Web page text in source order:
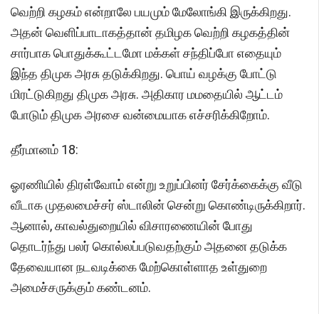
வெற்றி கழகம் என்றாலே பயமும் மேலோங்கி இருக்கிறது.
அதன் வெளிப்பாடாகத்தான் தமிழக வெற்றி கழகத்தின்
சார்பாக பொதுக்கூட்டமோ மக்கள் சந்திப்போ எதையும்
இந்த திமுக அரசு தடுக்கிறது. பொய் வழக்கு போட்டு
மிரட்டுகிறது திமுக அரசு. அதிகார மமதையில் ஆட்டம்
போடும் திமுக அரசை வன்மையாக எச்சரிக்கிறோம்.
தீர்மானம் 18:
ஓரணியில் திரள்வோம் என்று உறுப்பினர் சேர்க்கைக்கு வீடு
வீடாக முதலமைச்சர் ஸ்டாலின் சென்று கொண்டிருக்கிறார்.
ஆனால், காவல்துறையில் விசாரணையின் போது
தொடர்ந்து பலர் கொல்லப்படுவதற்கும் அதனை தடுக்க
தேவையான நடவடிக்கை மேற்கொள்ளாத உள்துறை
அமைச்சருக்கும் கண்டனம்.